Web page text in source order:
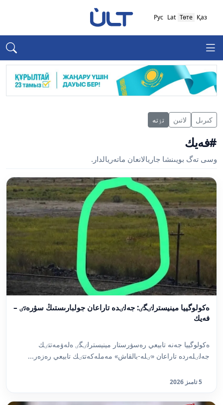
Қаз
Төте
Lat
Рус
كىرىل لاتىن تٶتە
#فەيك
وسى تەگ بويىنشا جاريالانعان ماتەريالدار.
ەكولوگييا مينيسترلٸگٸ: جەلٸدە تاراعان جولبارىستىڭ سۋرەتٸ –
فەيك
ەكولوگييا جەنە تابيعي رەسۋرستار مينيسترلٸگٸ ەلەۋمەتتٸك
جەلٸلەردە تاراعان «ٸلە-بالقاش» مەملەكەتتٸك تابيعي رەزەر...
5 تامىز 2026